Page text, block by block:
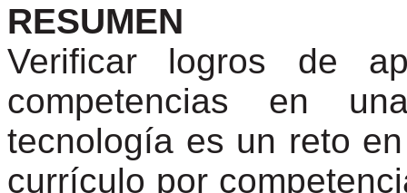
RESUMEN
Verificar logros de
competencias en
tecnología es un reto
currículo por